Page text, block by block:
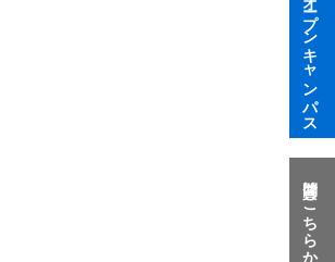
オープンキャンパス
質問はこちらから